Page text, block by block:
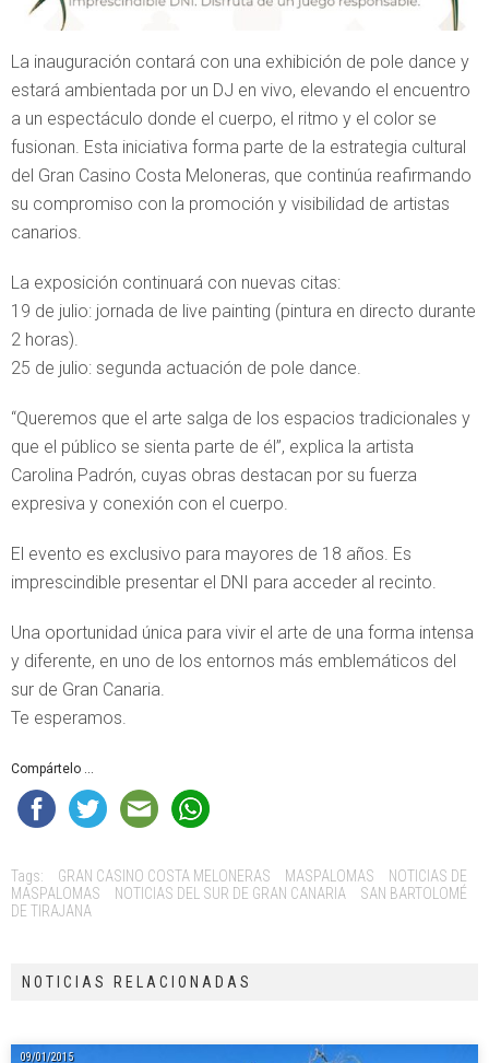
La inauguración contará con una exhibición de pole dance y
estará ambientada por un DJ en vivo, elevando el encuentro
a un espectáculo donde el cuerpo, el ritmo y el color se
fusionan. Esta iniciativa forma parte de la estrategia cultural
del Gran Casino Costa Meloneras, que continúa reafirmando
su compromiso con la promoción y visibilidad de artistas
canarios.
La exposición continuará con nuevas citas:
19 de julio: jornada de live painting (pintura en directo durante
2 horas).
25 de julio: segunda actuación de pole dance.
“Queremos que el arte salga de los espacios tradicionales y
que el público se sienta parte de él”, explica la artista
Carolina Padrón, cuyas obras destacan por su fuerza
expresiva y conexión con el cuerpo.
El evento es exclusivo para mayores de 18 años. Es
imprescindible presentar el DNI para acceder al recinto.
Una oportunidad única para vivir el arte de una forma intensa
y diferente, en uno de los entornos más emblemáticos del
sur de Gran Canaria.
Te esperamos.
Compártelo ...
Tags: GRAN CASINO COSTA MELONERAS MASPALOMAS
NOTICIAS DE
MASPALOMAS
NOTICIAS DEL SUR DE GRAN CANARIA
SAN BARTOLOMÉ
DE TIRAJANA
NOTICIAS RELACIONADAS
09/01/2015